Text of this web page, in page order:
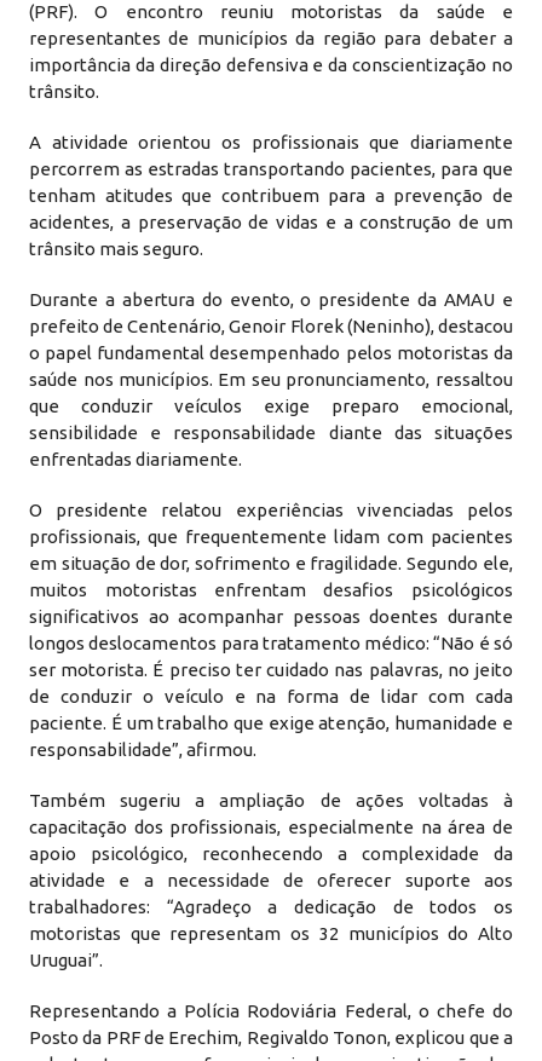
(PRF). O encontro reuniu motoristas da saúde e
representantes de municípios da região para debater a
importância da direção defensiva e da conscientização no
trânsito.
A atividade orientou os profissionais que diariamente
percorrem as estradas transportando pacientes, para que
tenham atitudes que contribuem para a prevenção de
acidentes, a preservação de vidas e a construção de um
trânsito mais seguro.
Durante a abertura do evento, o presidente da AMAU e
prefeito de Centenário, Genoir Florek (Neninho), destacou
o papel fundamental desempenhado pelos motoristas da
saúde nos municípios. Em seu pronunciamento, ressaltou
que conduzir veículos exige preparo emocional,
sensibilidade e responsabilidade diante das situações
enfrentadas diariamente.
O presidente relatou experiências vivenciadas pelos
profissionais, que frequentemente lidam com pacientes
em situação de dor, sofrimento e fragilidade. Segundo ele,
muitos motoristas enfrentam desafios psicológicos
significativos ao acompanhar pessoas doentes durante
longos deslocamentos para tratamento médico: “Não é só
ser motorista. É preciso ter cuidado nas palavras, no jeito
de conduzir o veículo e na forma de lidar com cada
paciente. É um trabalho que exige atenção, humanidade e
responsabilidade”, afirmou.
Também sugeriu a ampliação de ações voltadas à
capacitação dos profissionais, especialmente na área de
apoio psicológico, reconhecendo a complexidade da
atividade e a necessidade de oferecer suporte aos
trabalhadores: “Agradeço a dedicação de todos os
motoristas que representam os 32 municípios do Alto
Uruguai”.
Representando a Polícia Rodoviária Federal, o chefe do
Posto da PRF de Erechim, Regivaldo Tonon, explicou que a